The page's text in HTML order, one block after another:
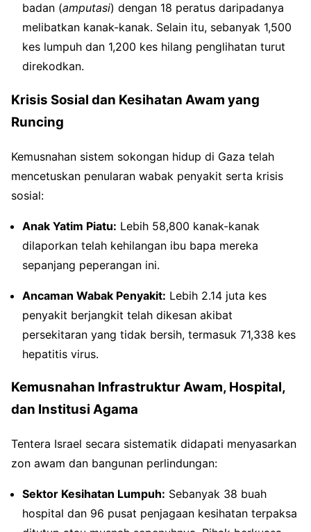
badan (amputasi) dengan 18 peratus daripadanya
melibatkan kanak-kanak. Selain itu, sebanyak 1,500
kes lumpuh dan 1,200 kes hilang penglihatan turut
direkodkan.
Krisis Sosial dan Kesihatan Awam yang
Runcing
Kemusnahan sistem sokongan hidup di Gaza telah
mencetuskan penularan wabak penyakit serta krisis
sosial:
Anak Yatim Piatu: Lebih 58,800 kanak-kanak
dilaporkan telah kehilangan ibu bapa mereka
sepanjang peperangan ini.
Ancaman Wabak Penyakit: Lebih 2.14 juta kes
penyakit berjangkit telah dikesan akibat
persekitaran yang tidak bersih, termasuk 71,338 kes
hepatitis virus.
Kemusnahan Infrastruktur Awam, Hospital,
dan Institusi Agama
Tentera Israel secara sistematik didapati menyasarkan
zon awam dan bangunan perlindungan:
Sektor Kesihatan Lumpuh: Sebanyak 38 buah
hospital dan 96 pusat penjagaan kesihatan terpaksa